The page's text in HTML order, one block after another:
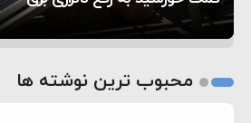
2
محبوب ترین نوشته ها